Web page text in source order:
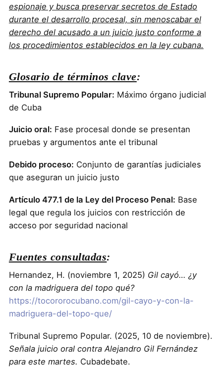
espionaje y busca preservar secretos de Estado
durante el desarrollo procesal, sin menoscabar el
derecho del acusado a un juicio justo conforme a
los procedimientos establecidos en la ley cubana.
Glosario de términos clave:
Tribunal Supremo Popular: Máximo órgano judicial
de Cuba
Juicio oral: Fase procesal donde se presentan
pruebas y argumentos ante el tribunal
Debido proceso: Conjunto de garantías judiciales
que aseguran un juicio justo
Artículo 477.1 de la Ley del Proceso Penal: Base
legal que regula los juicios con restricción de
acceso por seguridad nacional
Fuentes consultadas:
Hernandez, H. (noviembre 1, 2025) Gil cayó… ¿y
con la madriguera del topo qué?
https://tocororocubano.com/gil-cayo-y-con-la-
madriguera-del-topo-que/
Tribunal Supremo Popular. (2025, 10 de noviembre).
Señala juicio oral contra Alejandro Gil Fernández
para este martes. Cubadebate.